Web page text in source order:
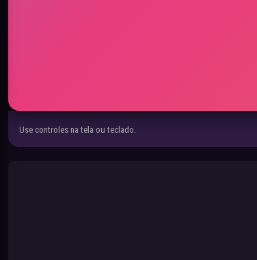
Use controles na tela ou teclado.